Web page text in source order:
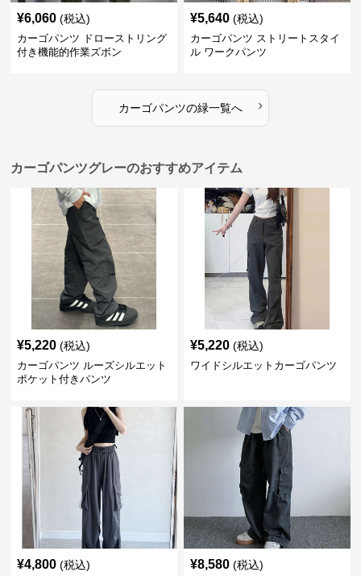
¥6,060 (税込)
カーゴパンツ ドローストリング
付き機能的作業ズボン
¥5,640 (税込)
カーゴパンツ ストリートスタイ
ル ワークパンツ
カーゴパンツの緑一覧へ ›
カーゴパンツグレーのおすすめアイテム
¥5,220 (税込)
カーゴパンツ ルーズシルエット
ポケット付きパンツ
¥5,220 (税込)
ワイドシルエットカーゴパンツ
¥4,800 (税込) ¥8,580 (税込)